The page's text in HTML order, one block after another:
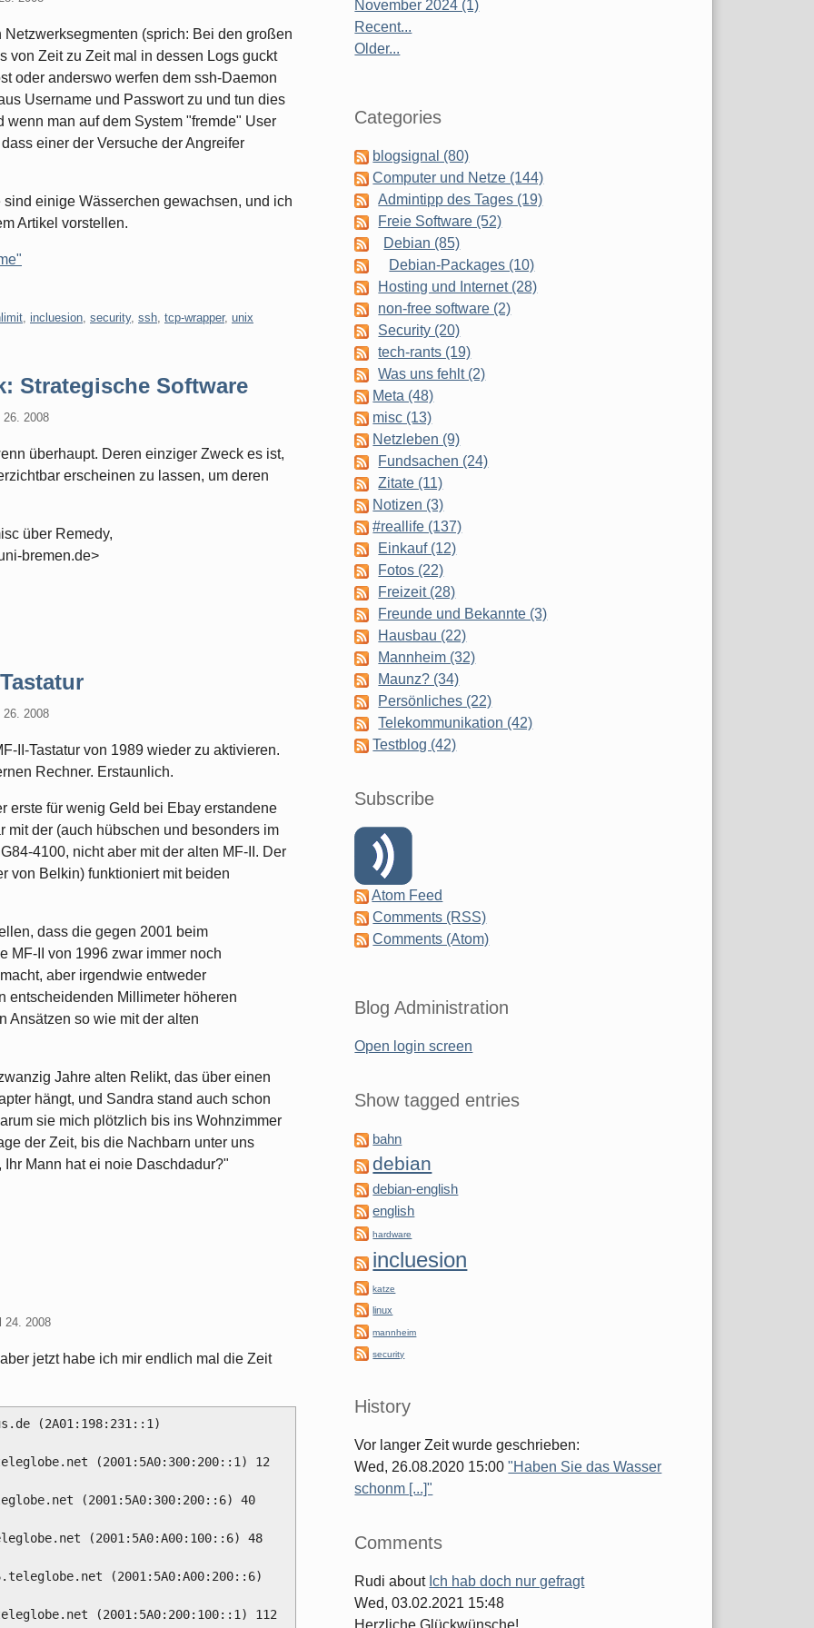
(sprich: Bei den großen
von Zeit zu Zeit mal in dessen Logs guckt
oder anderswo werfen dem ssh-Daemon
Username und Passwort zu und tun dies
man auf dem System "fremde" User
einer der Versuche der Angreifer
einige Wässerchen gewachsen, und ich
Artikel vorstellen.
, incluesion, security, ssh, tcp-wrapper, unix
Strategische Software
26. 2008
überhaupt. Deren einziger Zweck es ist,
erscheinen zu lassen, um deren
über Remedy,
bremen.de>
26. 2008
II-Tastatur von 1989 wieder zu aktivieren.
Rechner. Erstaunlich.
erste für wenig Geld bei Ebay erstandene
der (auch hübschen und besonders im
4100, nicht aber mit der alten MF-II. Der
von Belkin) funktioniert mit beiden
dass die gegen 2001 beim
MF-II von 1996 zwar immer noch
aber irgendwie entweder
entscheidenden Millimeter höheren
Ansätzen so wie mit der alten
Jahre alten Relikt, das über einen
hängt, und Sandra stand auch schon
sie mich plötzlich bis ins Wohnzimmer
der Zeit, bis die Nachbarn unter uns
Mann hat ei noie Daschdadur?"
24. 2008
jetzt habe ich mir endlich mal die Zeit
(2A01:198:231::1)
November 2024 (1)
Recent...
Older...
Categories
blogsignal (80)
Computer und Netze (144)
Admintipp des Tages (19)
Freie Software (52)
Debian (85)
Debian-Packages (10)
Hosting und Internet (28)
non-free software (2)
Security (20)
tech-rants (19)
Was uns fehlt (2)
Meta (48)
misc (13)
Netzleben (9)
Fundsachen (24)
Zitate (11)
Notizen (3)
#reallife (137)
Einkauf (12)
Fotos (22)
Freizeit (28)
Freunde und Bekannte (3)
Hausbau (22)
Mannheim (32)
Maunz? (34)
Persönliches (22)
Telekommunikation (42)
Testblog (42)
Subscribe
Atom Feed
Comments (RSS)
Comments (Atom)
Blog Administration
Open login screen
Show tagged entries
bahn
debian
debian-english
english
hardware
incluesion
katze
linux
mannheim
security
History
Vor langer Zeit wurde geschrieben:
Wed, 26.08.2020 15:00"Haben Sie das Wasser
schonm [...]"
Comments
Rudi about Ich hab doch nur gefragt
Wed, 03.02.2021 15:48